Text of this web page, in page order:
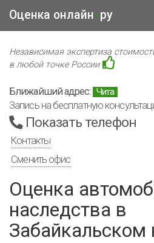
Оценка онлайн • ру
Независимая экспертиза
в любой точке России
Ближайший адрес: Чита
Запись на бесплатную
Показать телефон
Контакты
Сменить офис
Оценка
наследства в
Забайкальском